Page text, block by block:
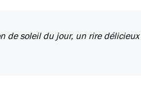
de soleil du jour, un rire